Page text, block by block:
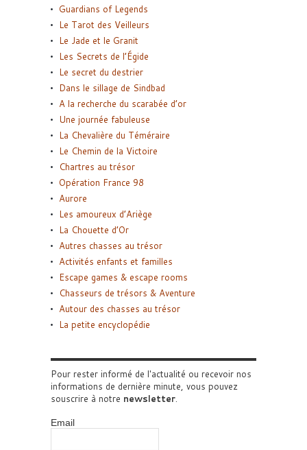
Guardians of Legends
Le Tarot des Veilleurs
Le Jade et le Granit
Les Secrets de l’Égide
Le secret du destrier
Dans le sillage de Sindbad
A la recherche du scarabée d’or
Une journée fabuleuse
La Chevalière du Téméraire
Le Chemin de la Victoire
Chartres au trésor
Opération France 98
Aurore
Les amoureux d’Ariège
La Chouette d’Or
Autres chasses au trésor
Activités enfants et familles
Escape games & escape rooms
Chasseurs de trésors & Aventure
Autour des chasses au trésor
La petite encyclopédie
Pour rester informé de l'actualité ou recevoir nos
informations de dernière minute, vous pouvez
souscrire à notre newsletter.
Email